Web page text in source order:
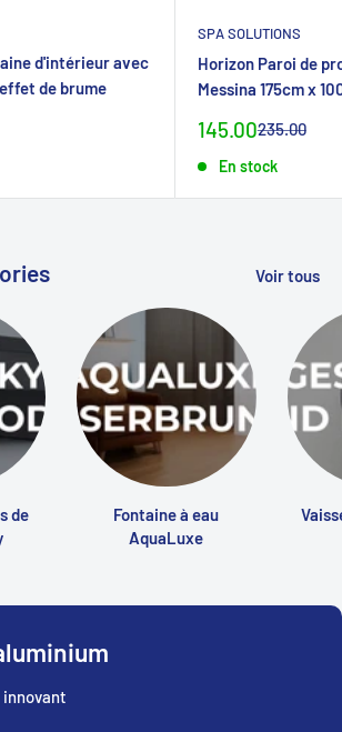
d'intérieur avec
de brume
SPA SOLUTIONS
Horizon Paroi de
Messina 175cm x
Prix
145.00Prix
235.00
En stock
Voir tous
de
Fontaine à eau
AquaLuxe